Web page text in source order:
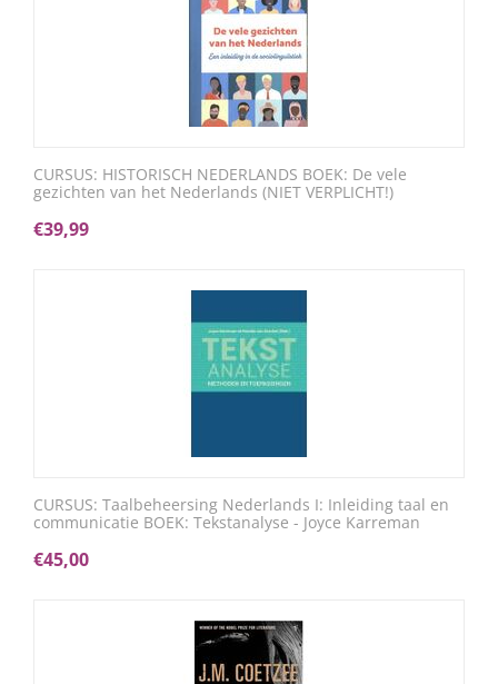
CURSUS: HISTORISCH NEDERLANDS BOEK: De vele
gezichten van het Nederlands (NIET VERPLICHT!)
€39,99
CURSUS: Taalbeheersing Nederlands I: Inleiding taal en
communicatie BOEK: Tekstanalyse - Joyce Karreman
€45,00